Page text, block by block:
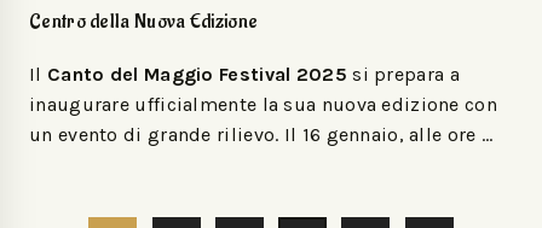
Centro della Nuova Edizione
Il Canto del Maggio Festival 2025 si prepara a
inaugurare ufficialmente la sua nuova edizione con
un evento di grande rilievo. Il 16 gennaio, alle ore …